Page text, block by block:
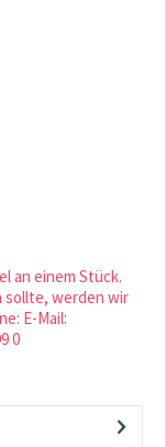
an einem Stück.
sollte, werden wir
E-Mail:
0